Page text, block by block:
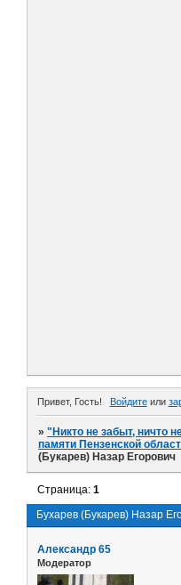
Привет, Гость! Войдитеили
»"Никто не забыт, ничто
памяти Пензенской
(Букарев) Назар Егорович
Бухарев (Букарев) Назар
Страница:1
Александр 65
Модератор